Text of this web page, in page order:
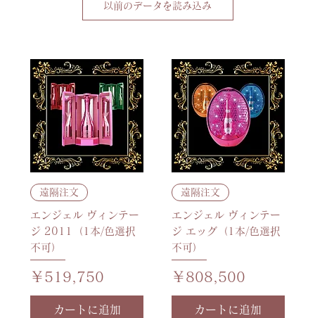
以前のデータを読み込み
遠隔注文
エンジェル ヴィンテー
ジ 2011（1本/色選択
不可）
価格
￥519,750
カートに追加
遠隔注文
エンジェル ヴィンテー
ジ エッグ（1本/色選択
不可）
価格
￥808,500
カートに追加